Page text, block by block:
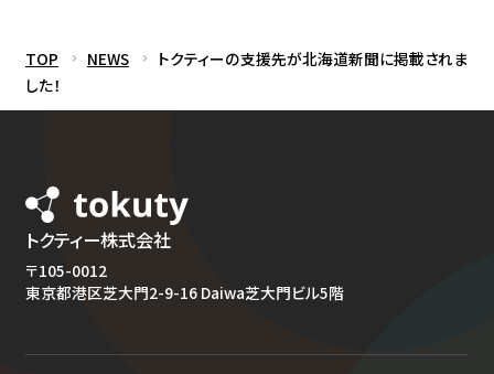
TOP NEWS
トクティーの支援先が北海道新聞に掲載されま
した！
トクティー株式会社
〒105-0012
東京都港区芝大門2-9-16 Daiwa芝大門ビル5階